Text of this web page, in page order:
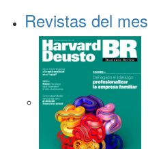
Revistas del mes